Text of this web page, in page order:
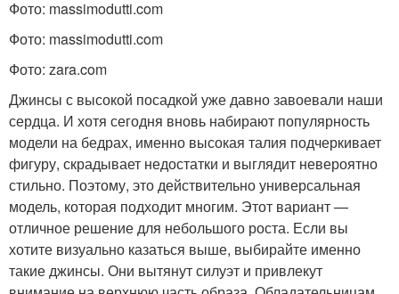
Фото: massimodutti.com
Фото: massimodutti.com
Фото: zara.com
Джинсы с высокой посадкой уже давно завоевали наши
сердца. И хотя сегодня вновь набирают популярность
модели на бедрах, именно высокая талия подчеркивает
фигуру, скрадывает недостатки и выглядит невероятно
стильно. Поэтому, это действительно универсальная
модель, которая подходит многим. Этот вариант —
отличное решение для небольшого роста. Если вы
хотите визуально казаться выше, выбирайте именно
такие джинсы. Они вытянут силуэт и привлекут